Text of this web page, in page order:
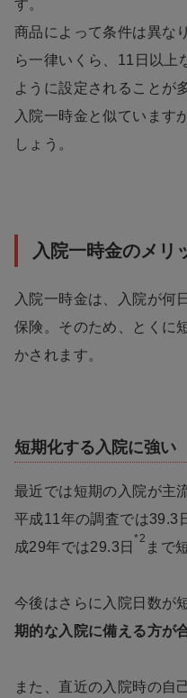
す。
商品によって条件は異な
ら一律いくら、11日以上
ように設定されることが
入院一時金と似ています
しょう。
入院一時金のメリ
入院一時金は、入院が何
保険。そのため、とくに
かされます。
短期化する入院に強い
最近では短期の入院が主
平成11年の調査では39.3
成29年では29.3日
*2
まで
今後はさらに入院日数が
期的な入院に備える方が
また、直近の入院時の自